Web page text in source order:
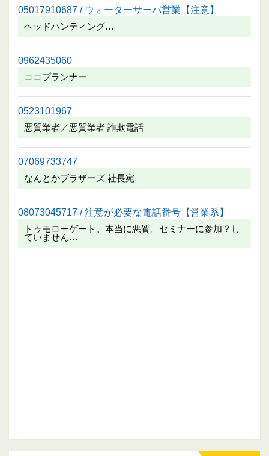
05017910687 / ウォーターサーバ営業【注意】
ヘッドハンティング…
0962435060
ココプランナー
0523101967
悪質業者／悪質業者 詐欺電話
07069733747
なんとかブラザーズ 社長宛
08073045717 / 注意が必要な電話番号【営業系】
トゥモローゲート。本当に悪質。セミナーに参加？し
ていません…